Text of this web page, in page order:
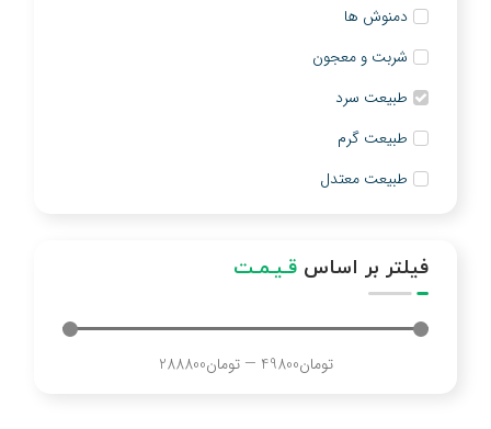
دمنوش ها
شربت و معجون
طبیعت سرد
طبیعت گرم
طبیعت معتدل
فیلتر بر اساس قـیـمـت
تومان49800
—تومان288800